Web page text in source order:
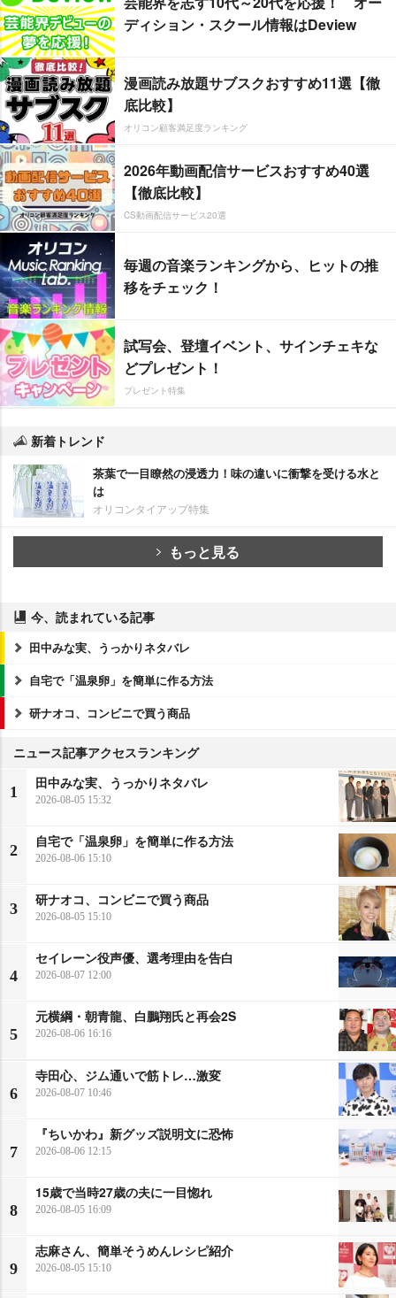
ディション・スクール情報はDeview
漫画読み放題サブスクおすすめ11選【徹
底比較】
オリコン顧客満足度ランキング
2026年動画配信サービスおすすめ40選
【徹底比較】
CS動画配信サービス20選
毎週の音楽ランキングから、ヒットの推
移をチェック！
試写会、登壇イベント、サインチェキな
どプレゼント！
プレゼント特集
新着トレンド
茶葉で一目瞭然の浸透力！味の違いに衝撃を受ける水と
は
オリコンタイアップ特集
もっと見る
今、読まれている記事
田中みな実、うっかりネタバレ
自宅で「温泉卵」を簡単に作る方法
研ナオコ、コンビニで買う商品
ニュース記事アクセスランキング
1
田中みな実、うっかりネタバレ
2026-08-05 15:32
2
自宅で「温泉卵」を簡単に作る方法
2026-08-06 15:10
3
研ナオコ、コンビニで買う商品
2026-08-05 15:10
4
セイレーン役声優、選考理由を告白
2026-08-07 12:00
5
元横綱・朝青龍、白鵬翔氏と再会2S
2026-08-06 16:16
6
寺田心、ジム通いで筋トレ…激変
2026-08-07 10:46
7
『ちいかわ』新グッズ説明文に恐怖
2026-08-06 12:15
8
15歳で当時27歳の夫に一目惚れ
2026-08-05 16:09
9
志麻さん、簡単そうめんレシピ紹介
2026-08-05 15:10